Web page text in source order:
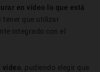
en vídeo lo que está
tener que utilizar
integrado con el
vídeo , pudiendo elegir que